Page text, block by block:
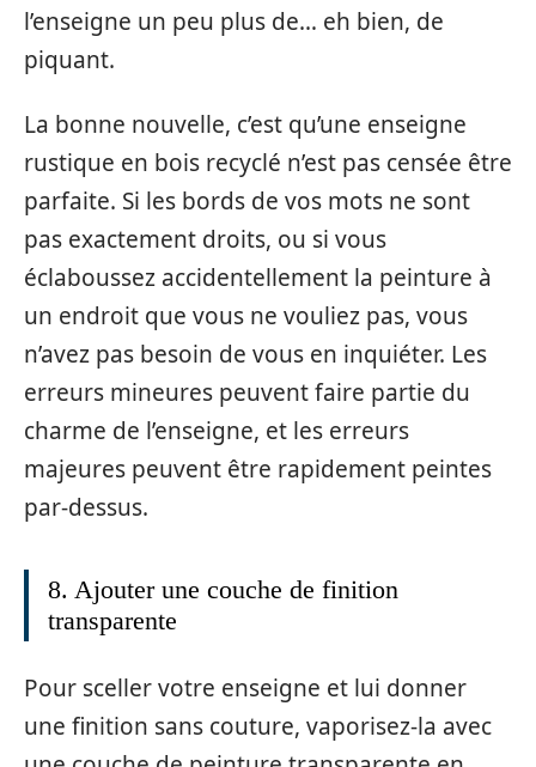
l’enseigne un peu plus de… eh bien, de
piquant.
La bonne nouvelle, c’est qu’une enseigne
rustique en bois recyclé n’est pas censée être
parfaite. Si les bords de vos mots ne sont
pas exactement droits, ou si vous
éclaboussez accidentellement la peinture à
un endroit que vous ne vouliez pas, vous
n’avez pas besoin de vous en inquiéter. Les
erreurs mineures peuvent faire partie du
charme de l’enseigne, et les erreurs
majeures peuvent être rapidement peintes
par-dessus.
8. Ajouter une couche de finition
transparente
Pour sceller votre enseigne et lui donner
une finition sans couture, vaporisez-la avec